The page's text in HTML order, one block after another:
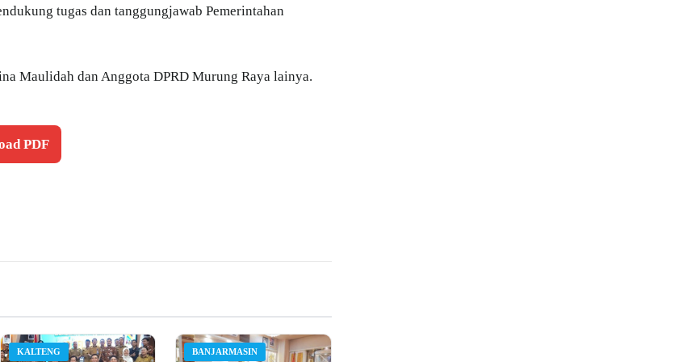
tugas dan tanggungjawab Pemerintahan
Maulidah dan Anggota DPRD Murung Raya lainya.
PDF
KALTENG BANJARMASIN